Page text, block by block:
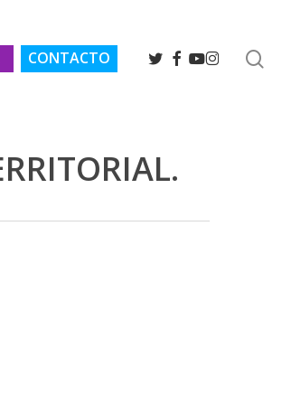
CONTACTO TWITTER
FACEBOOK
YOUTUBE
INSTAGRAM